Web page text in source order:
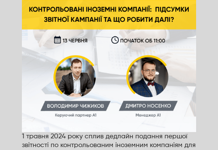
1 травня 2024 року сплив дедлайн подання першої
звітності по контрольованим іноземним компаніям для